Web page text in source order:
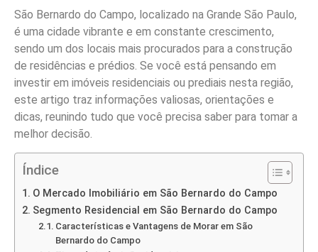
São Bernardo do Campo, localizado na Grande São Paulo,
é uma cidade vibrante e em constante crescimento,
sendo um dos locais mais procurados para a construção
de residências e prédios. Se você está pensando em
investir em imóveis residenciais ou prediais nesta região,
este artigo traz informações valiosas, orientações e
dicas, reunindo tudo que você precisa saber para tomar a
melhor decisão.
Índice
O Mercado Imobiliário em São Bernardo do Campo
Segmento Residencial em São Bernardo do Campo
Características e Vantagens de Morar em São
Bernardo do Campo